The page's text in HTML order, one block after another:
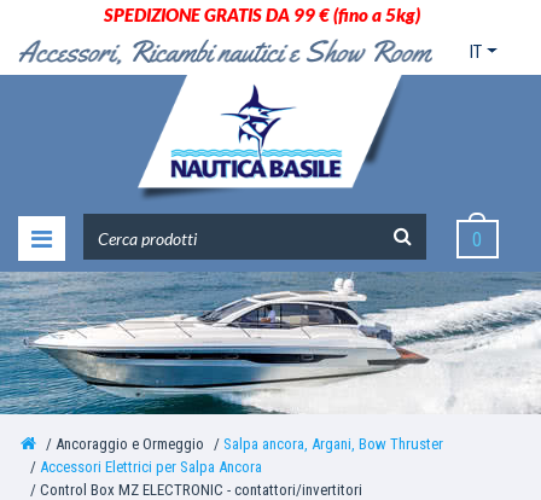
SPEDIZIONE GRATIS DA 99 € (fino a 5kg)
IT
0
Ancoraggio e Ormeggio
Salpa ancora, Argani, Bow Thruster
Accessori Elettrici per Salpa Ancora
Control Box MZ ELECTRONIC - contattori/invertitori